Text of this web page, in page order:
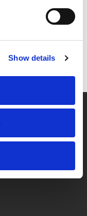
Show details